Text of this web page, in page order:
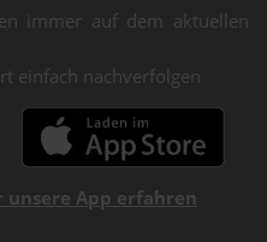
immer auf dem aktuellen
einfach nachverfolgen
App erfahren